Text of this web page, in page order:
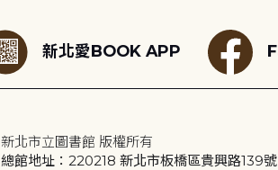
新北愛BOOK APP
新北市立圖書館 版權所有
總館地址：220218 新北市板橋區貴興路139號